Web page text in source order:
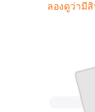
ลองดูว่ามี